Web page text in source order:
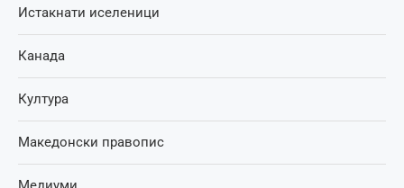
Истакнати иселеници
Канада
Култура
Македонски правопис